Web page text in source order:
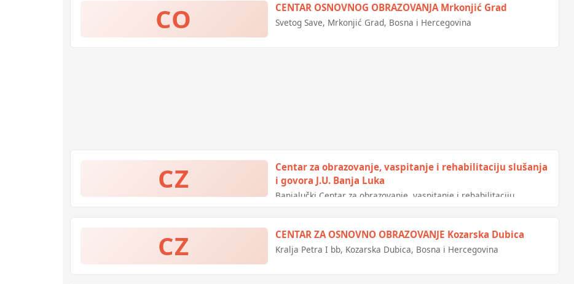
CO CENTAR OSNOVNOG OBRAZOVANJA Mrkonjić Grad
Svetog Save, Mrkonjić Grad, Bosna i Hercegovina
CZ
Centar za obrazovanje, vaspitanje i rehabilitaciju slušanja
i govora J.U. Banja Luka
Banjalučki Centar za obrazovanje, vaspitanje i rehabilitaciju
CZ CENTAR ZA OSNOVNO OBRAZOVANJE Kozarska Dubica
Kralja Petra I bb, Kozarska Dubica, Bosna i Hercegovina